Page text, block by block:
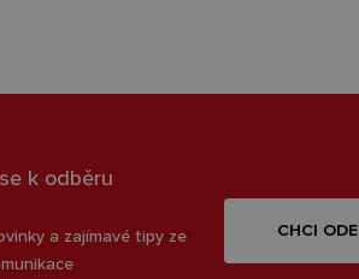
k odběru
a zajímavé tipy ze
CHCI